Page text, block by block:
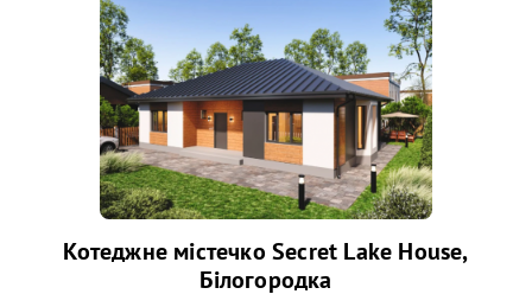
Котеджне містечко Secret Lake House,
Білогородка